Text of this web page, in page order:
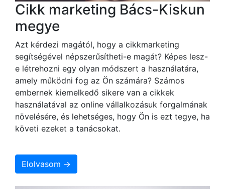
Cikk marketing Bács-Kiskun
megye
Azt kérdezi magától, hogy a cikkmarketing
segítségével népszerűsítheti-e magát? Képes lesz-
e létrehozni egy olyan módszert a használatára,
amely működni fog az Ön számára? Számos
embernek kiemelkedő sikere van a cikkek
használatával az online vállalkozásuk forgalmának
növelésére, és lehetséges, hogy Ön is ezt tegye, ha
követi ezeket a tanácsokat.
Elolvasom →